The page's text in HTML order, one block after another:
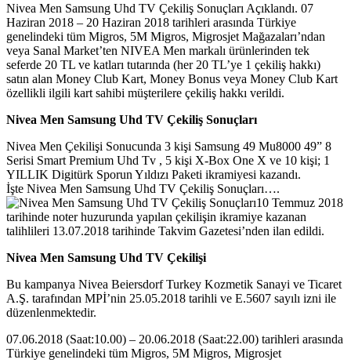
Nivea Men Samsung Uhd TV Çekiliş Sonuçları Açıklandı. 07
Haziran 2018 – 20 Haziran 2018 tarihleri arasında Türkiye
genelindeki tüm Migros, 5M Migros, Migrosjet Mağazaları’ndan
veya Sanal Market’ten NIVEA Men markalı ürünlerinden tek
seferde 20 TL ve katları tutarında (her 20 TL’ye 1 çekiliş hakkı)
satın alan Money Club Kart, Money Bonus veya Money Club Kart
özellikli ilgili kart sahibi müşterilere çekiliş hakkı verildi.
Nivea Men Samsung Uhd TV Çekiliş Sonuçları
Nivea Men Çekilişi Sonucunda 3 kişi Samsung 49 Mu8000 49” 8
Serisi Smart Premium Uhd Tv , 5 kişi X-Box One X ve 10 kişi; 1
YILLIK Digitürk Sporun Yıldızı Paketi ikramiyesi kazandı.
İşte Nivea Men Samsung Uhd TV Çekiliş Sonuçları….
10 Temmuz 2018
tarihinde noter huzurunda yapılan çekilişin ikramiye kazanan
talihlileri 13.07.2018 tarihinde Takvim Gazetesi’nden ilan edildi.
Nivea Men Samsung Uhd TV Çekilişi
Bu kampanya Nivea Beiersdorf Turkey Kozmetik Sanayi ve Ticaret
A.Ş. tarafından MPİ’nin 25.05.2018 tarihli ve E.5607 sayılı izni ile
düzenlenmektedir.
07.06.2018 (Saat:10.00) – 20.06.2018 (Saat:22.00) tarihleri arasında
Türkiye genelindeki tüm Migros, 5M Migros, Migrosjet